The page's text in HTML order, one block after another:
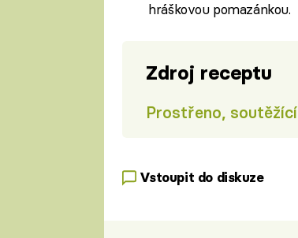
hráškovou pomazánkou.
Zdroj receptu
Prostřeno, soutěžící
Vstoupit do diskuze